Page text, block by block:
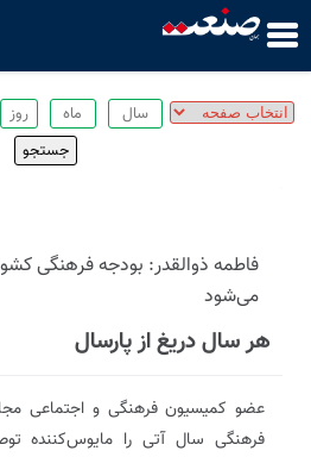
می‌شود
هر سال دریغ از پارسال
عضو کمیسیون فرهنگی و اجتماعی
فرهنگی سال آتی را مایوس‌کننده